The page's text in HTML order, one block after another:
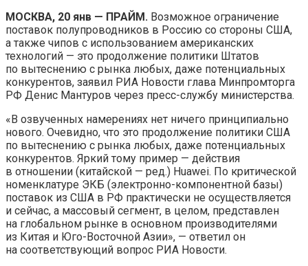
МОСКВА, 20 янв — ПРАЙМ. Возможное ограничение
поставок полупроводников в Россию со стороны США,
а также чипов с использованием американских
технологий — это продолжение политики Штатов
по вытеснению с рынка любых, даже потенциальных
конкурентов, заявил РИА Новости глава Минпромторга
РФ Денис Мантуров через пресс-службу министерства.
«В озвученных намерениях нет ничего принципиально
нового. Очевидно, что это продолжение политики США
по вытеснению с рынка любых, даже потенциальных
конкурентов. Яркий тому пример — действия
в отношении (китайской — ред.) Huawei. По критической
номенклатуре ЭКБ (электронно-компонентной базы)
поставок из США в РФ практически не осуществляется
и сейчас, а массовый сегмент, в целом, представлен
на глобальном рынке в основном производителями
из Китая и Юго-Восточной Азии», — ответил он
на соответствующий вопрос РИА Новости.